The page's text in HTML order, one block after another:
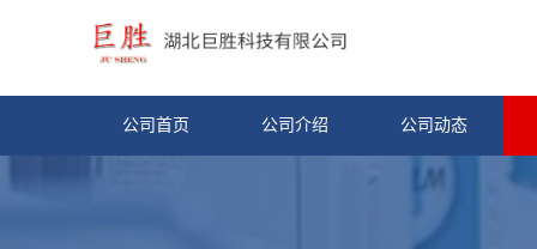
公司首页 公司介绍 公司动态